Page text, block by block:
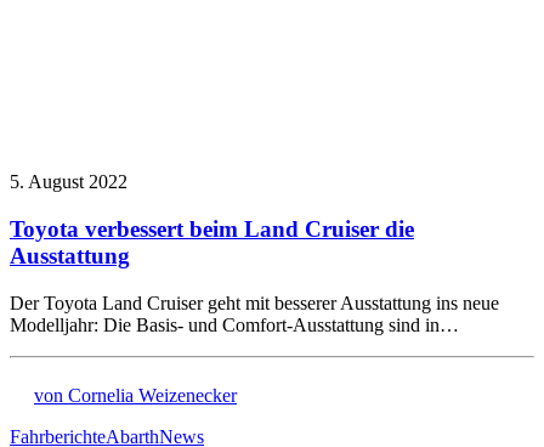
5. August 2022
Toyota verbessert beim Land Cruiser die
Ausstattung
Der Toyota Land Cruiser geht mit besserer Ausstattung ins neue
Modelljahr: Die Basis- und Comfort-Ausstattung sind in…
von Cornelia Weizenecker
FahrberichteAbarthNews